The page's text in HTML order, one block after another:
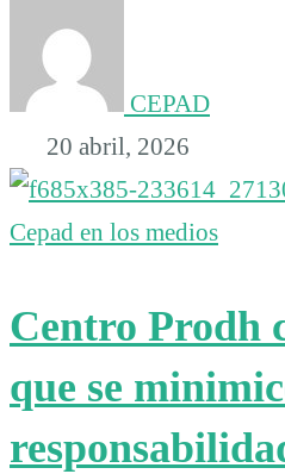
CEPAD
20 abril, 2026
Cepad en los medios
Centro Prodh
que se